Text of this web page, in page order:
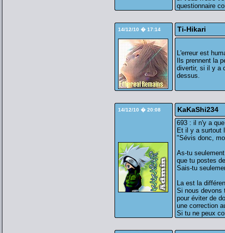
questionnaire
14/12/10 � 17:14 Ti-Hikari
L'erreur est
Ils prennent la
divertir, si il y a
dessus.
14/12/10 � 20:08 KaKaShi234
693 : il n'y a
Et il y a surtout
"Sévis donc,
As-tu
que tu postes
Sais-tu
La est la
Si nous devons
pour éviter de
une correction
Si tu ne peux